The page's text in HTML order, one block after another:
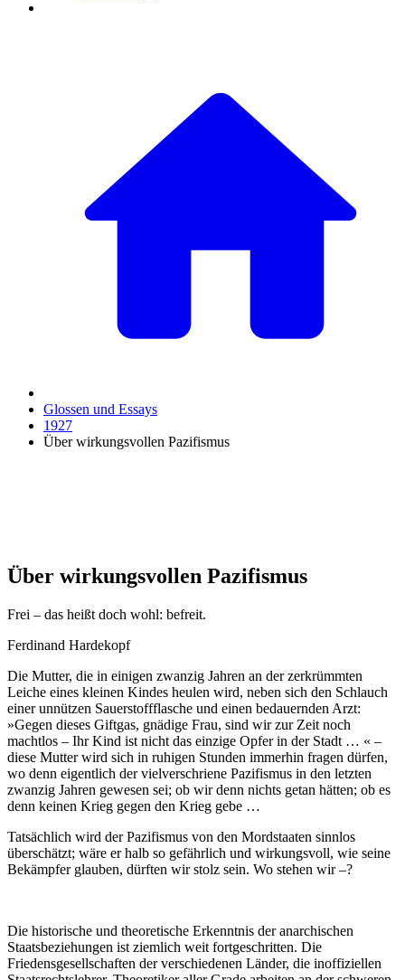
Glossen und Essays
1927
Über wirkungsvollen Pazifismus
Über wirkungsvollen Pazifismus
Frei – das heißt doch wohl: befreit.
Ferdinand Hardekopf
Die Mutter, die in einigen zwanzig Jahren an der zerkrümmten
Leiche eines kleinen Kindes heulen wird, neben sich den Schlauch
einer unnützen Sauerstoffflasche und einen bedauernden Arzt:
»Gegen dieses Giftgas, gnädige Frau, sind wir zur Zeit noch
machtlos – Ihr Kind ist nicht das einzige Opfer in der Stadt … « –
diese Mutter wird sich in ruhigen Stunden immerhin fragen dürfen,
wo denn eigentlich der vielverschriene Pazifismus in den letzten
zwanzig Jahren gewesen sei; ob wir denn nichts getan hätten; ob es
denn keinen Krieg gegen den Krieg gebe …
Tatsächlich wird der Pazifismus von den Mordstaaten sinnlos
überschätzt; wäre er halb so gefährlich und wirkungsvoll, wie seine
Bekämpfer glauben, dürften wir stolz sein. Wo stehen wir –?
Die historische und theoretische Erkenntnis der anarchischen
Staatsbeziehungen ist ziemlich weit fortgeschritten. Die
Friedensgesellschaften der verschiedenen Länder, die inoffiziellen